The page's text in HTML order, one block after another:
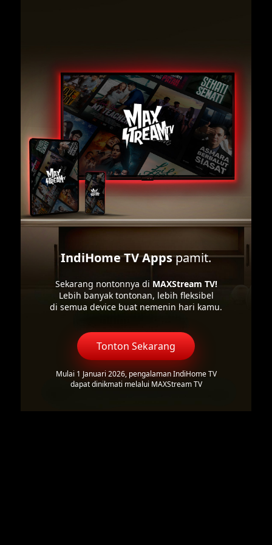
IndiHome TV Appspamit.
Sekarang nontonnya di MAXStream TV!
Lebih banyak tontonan, lebih fleksibel
di semua device buat nemenin hari kamu.
Tonton Sekarang
Mulai 1 Januari 2026, pengalaman IndiHome TV
dapat dinikmati melalui MAXStream TV